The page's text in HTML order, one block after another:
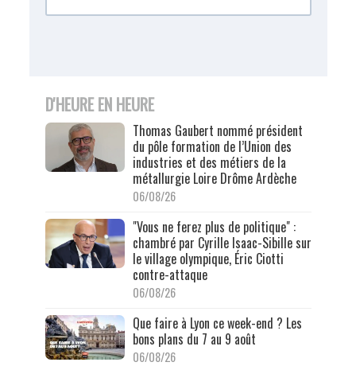
D'HEURE EN HEURE
Thomas Gaubert nommé président
du pôle formation de l’Union des
industries et des métiers de la
métallurgie Loire Drôme Ardèche
06/08/26
"Vous ne ferez plus de politique" :
chambré par Cyrille Isaac-Sibille sur
le village olympique, Éric Ciotti
contre-attaque
06/08/26
Que faire à Lyon ce week-end ? Les
bons plans du 7 au 9 août
06/08/26